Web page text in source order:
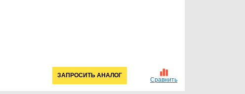
Сравнить
ЗАПРОСИТЬ АНАЛОГ